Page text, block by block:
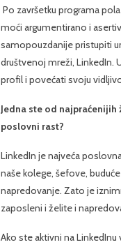
Po završetku programa
moći argumentirano i
samopouzdanije pristupiti
društvenoj mreži, LinkedIn.
profil i povećati svoju
Jedna ste od
poslovni rast?
LinkedIn je najveća
naše kolege, šefove,
napredovanje. Zato je
zaposleni i želite i
Ako ste aktivni na